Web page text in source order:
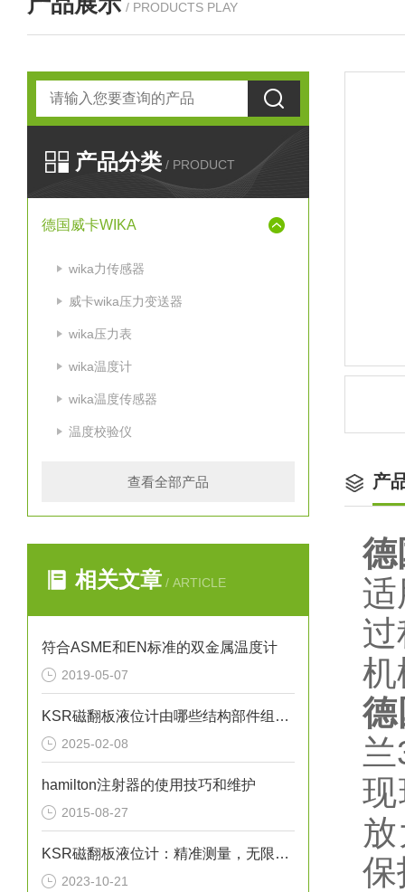
/ PRODUCTS PLAY
产品分类 / PRODUCT
德国威卡WIKA
wika力传感器
威卡wika压力变送器
wika压力表
wika温度计
wika温度传感器
温度校验仪
查看全部产品
相关文章 / ARTICLE
符合ASME和EN标准的双金属温度计
2019-05-07
KSR磁翻板液位计由哪些结构部件组成呢？
2025-02-08
hamilton注射器的使用技巧和维护
2015-08-27
KSR磁翻板液位计：精准测量，无限可能
2023-10-21
产
德
适
机
保